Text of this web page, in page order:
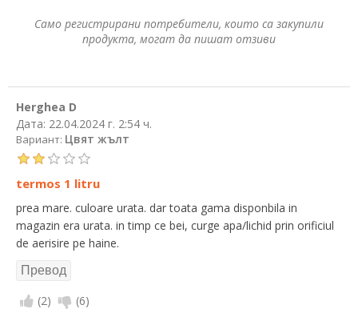
Само регистрирани потребители, които са закупили
продукта, могат да пишат отзиви
Herghea D
Дата: 22.04.2024 г. 2:54 ч.
Вариант: Цвят жълт
termos 1 litru
prea mare. culoare urata. dar toata gama disponbila in
magazin era urata. in timp ce bei, curge apa/lichid prin orificiul
de aerisire pe haine.
(2) (6)